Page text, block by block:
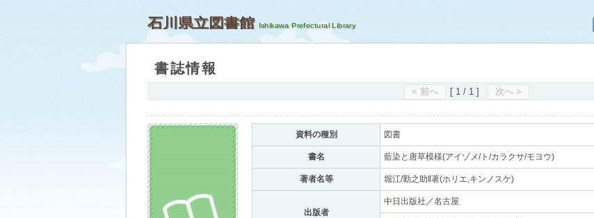
石川県立図書館
書誌情報
< 前へ [ 1 / 1 ] 次へ >
資料の種別 図書
書名 藍染と唐草模様(アイゾメ/ト/カラクサ/モヨウ)
著者名等 堀江/勤之助‖著(ホリエ,キンノスケ)
出版者
中日出版社／名古屋